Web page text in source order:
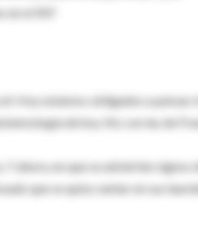
el XX?
Hoy estamos obligados a pensar el
de hoy. No con las de
ahora, en que se advierten signos
que se quiso sentar en sus